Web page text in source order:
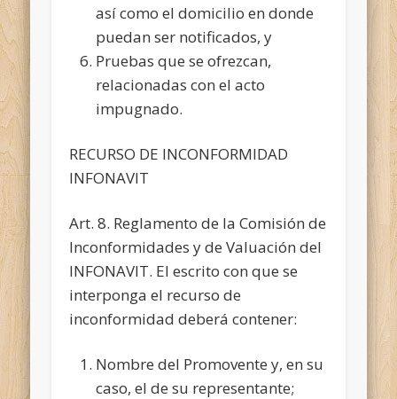
así como el domicilio en donde
puedan ser notificados, y
Pruebas que se ofrezcan,
relacionadas con el acto
impugnado.
RECURSO DE INCONFORMIDAD
INFONAVIT
Art. 8. Reglamento de la Comisión de
Inconformidades y de Valuación del
INFONAVIT. El escrito con que se
interponga el recurso de
inconformidad deberá contener:
Nombre del Promovente y, en su
caso, el de su representante;